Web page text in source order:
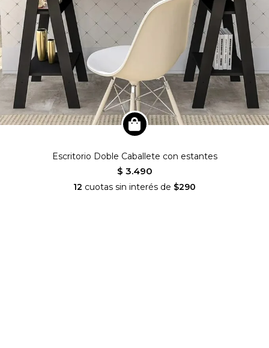
Escritorio Doble Caballete con estantes
$ 3.490
12 cuotas sin interés de $290